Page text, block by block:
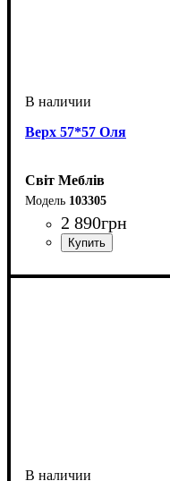
Верх 57*57 Оля
Світ Меблів
103305
2 890грн